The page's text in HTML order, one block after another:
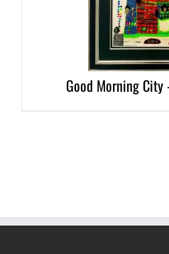
Good Morning City